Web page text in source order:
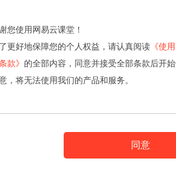
您使用网易云课堂！
更好地保障您的个人权益，请认真阅读 《使
款》 的全部内容，同意并接受全部条款后开
，将无法使用我们的产品和服务。
同意